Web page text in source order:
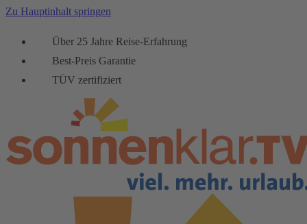
Zu Hauptinhalt springen
Über 25 Jahre Reise-Erfahrung
Best-Preis Garantie
TÜV zertifiziert